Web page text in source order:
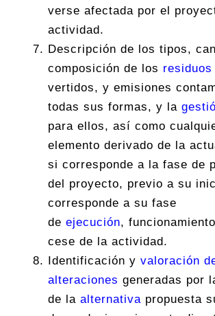
verse afectada por el
actividad.
Descripción de los tipos,
composición de los residuos
vertidos, y emisiones
todas sus formas, y la
para ellos, así como
elemento derivado de la
si corresponde a la fase de
del proyecto, previo a su
corresponde a su fase
de ejecución,
cese de la actividad.
Identificación y valoración
alteraciones generadas por
de la alternativapropuesta